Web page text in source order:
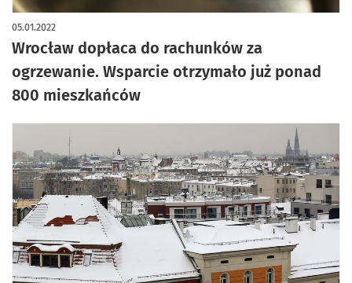
Wrocław dopłaca do rachunków za
ogrzewanie. Wsparcie otrzymało już ponad
800 mieszkańców
05.01.2022